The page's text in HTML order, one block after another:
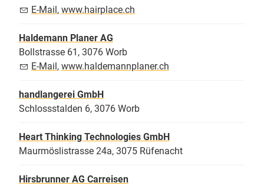
E-Mail, www.hairplace.ch
Haldemann Planer AG
Bollstrasse 61, 3076 Worb
E-Mail, www.haldemannplaner.ch
handlangerei GmbH
Schlossstalden 6, 3076 Worb
Heart Thinking Technologies GmbH
Maurmöslistrasse 24a, 3075 Rüfenacht
Hirsbrunner AG Carreisen